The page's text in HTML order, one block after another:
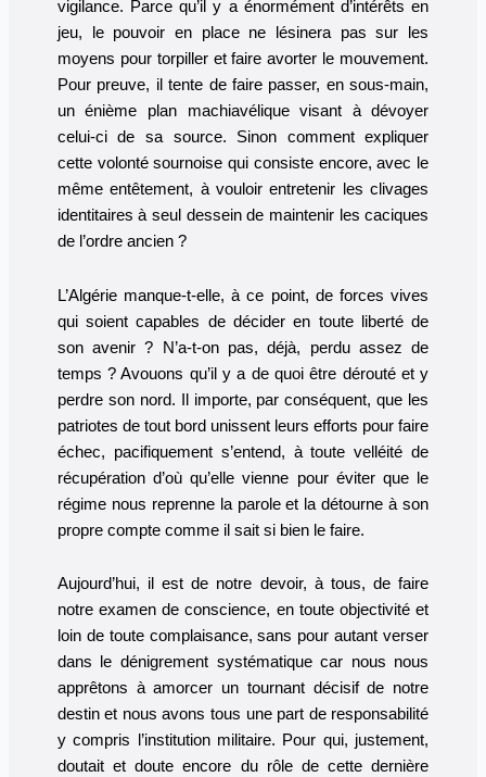
vigilance. Parce qu’il y a énormément d’intérêts en
jeu, le pouvoir en place ne lésinera pas sur les
moyens pour torpiller et faire avorter le mouvement.
Pour preuve, il tente de faire passer, en sous-main,
un énième plan machiavélique visant à dévoyer
celui-ci de sa source. Sinon comment expliquer
cette volonté sournoise qui consiste encore, avec le
même entêtement, à vouloir entretenir les clivages
identitaires à seul dessein de maintenir les caciques
de l’ordre ancien ?
L’Algérie manque-t-elle, à ce point, de forces vives
qui soient capables de décider en toute liberté de
son avenir ? N’a-t-on pas, déjà, perdu assez de
temps ? Avouons qu’il y a de quoi être dérouté et y
perdre son nord. Il importe, par conséquent, que les
patriotes de tout bord unissent leurs efforts pour faire
échec, pacifiquement s’entend, à toute velléité de
récupération d’où qu’elle vienne pour éviter que le
régime nous reprenne la parole et la détourne à son
propre compte comme il sait si bien le faire.
Aujourd’hui, il est de notre devoir, à tous, de faire
notre examen de conscience, en toute objectivité et
loin de toute complaisance, sans pour autant verser
dans le dénigrement systématique car nous nous
apprêtons à amorcer un tournant décisif de notre
destin et nous avons tous une part de responsabilité
y compris l’institution militaire. Pour qui, justement,
doutait et doute encore du rôle de cette dernière